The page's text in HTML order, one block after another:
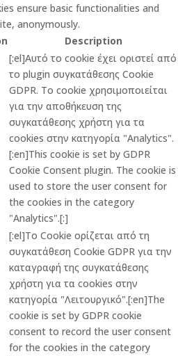
ensure basic functionalities and
anonymously.
Description
[:el]Αυτό το cookie έχει οριστεί από
το plugin συγκατάθεσης Cookie
GDPR. Το cookie χρησιμοποιείται
για την αποθήκευση της
συγκατάθεσης χρήστη για τα
cookies στην κατηγορία "Analytics".
[:en]This cookie is set by GDPR
Cookie Consent plugin. The cookie is
used to store the user consent for
the cookies in the category
"Analytics".[:]
[:el]Το Cookie ορίζεται από τη
συγκατάθεση Cookie GDPR για την
καταγραφή της συγκατάθεσης
χρήστη για τα cookies στην
κατηγορία "Λειτουργικό".[:en]The
cookie is set by GDPR cookie
consent to record the user consent
for the cookies in the category